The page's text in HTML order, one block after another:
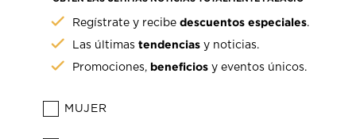
Regístrate y recibedescuentos especiales.
Las últimastendencias y noticias.
Promociones, beneficios y eventos únicos.
MUJER